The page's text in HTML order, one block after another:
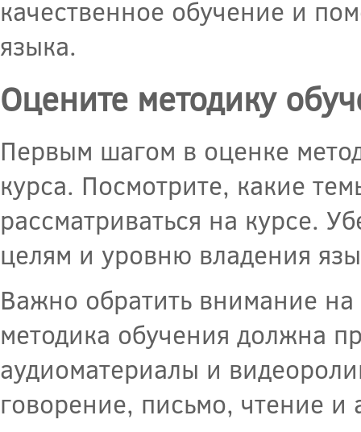
качественное обучение и
языка.
Оцените методику
Первым шагом в оценке
курса. Посмотрите, какие
рассматриваться на курсе.
целям и уровню владения
Важно обратить внимание
методика обучения должна
аудиоматериалы и
говорение, письмо, чтение и